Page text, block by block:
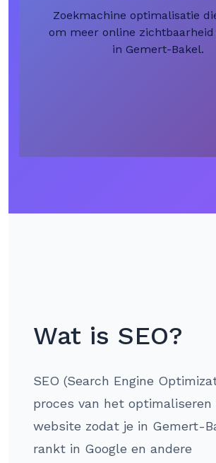
Zoekmachine optimalisatie
om meer online
in Gemert-Bakel.
Wat is SEO?
SEO (Search Engine
proces van het optimaliseren
website zodat je in Gemert-
rankt in Google en andere